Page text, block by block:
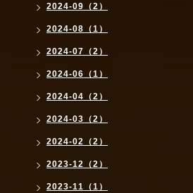
2024-09（2）
2024-08（1）
2024-07（2）
2024-06（1）
2024-04（2）
2024-03（2）
2024-02（2）
2023-12（2）
2023-11（1）